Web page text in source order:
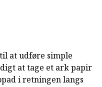
at udføre simple
at tage et ark papir
i retningen langs